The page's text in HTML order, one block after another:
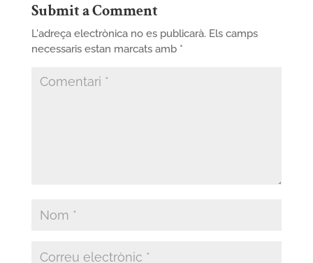
Submit a Comment
L'adreça electrònica no es publicarà. Els camps
necessaris estan marcats amb *